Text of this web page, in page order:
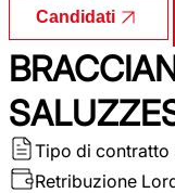
Candidati
Tipo di contratto
Retribuzione